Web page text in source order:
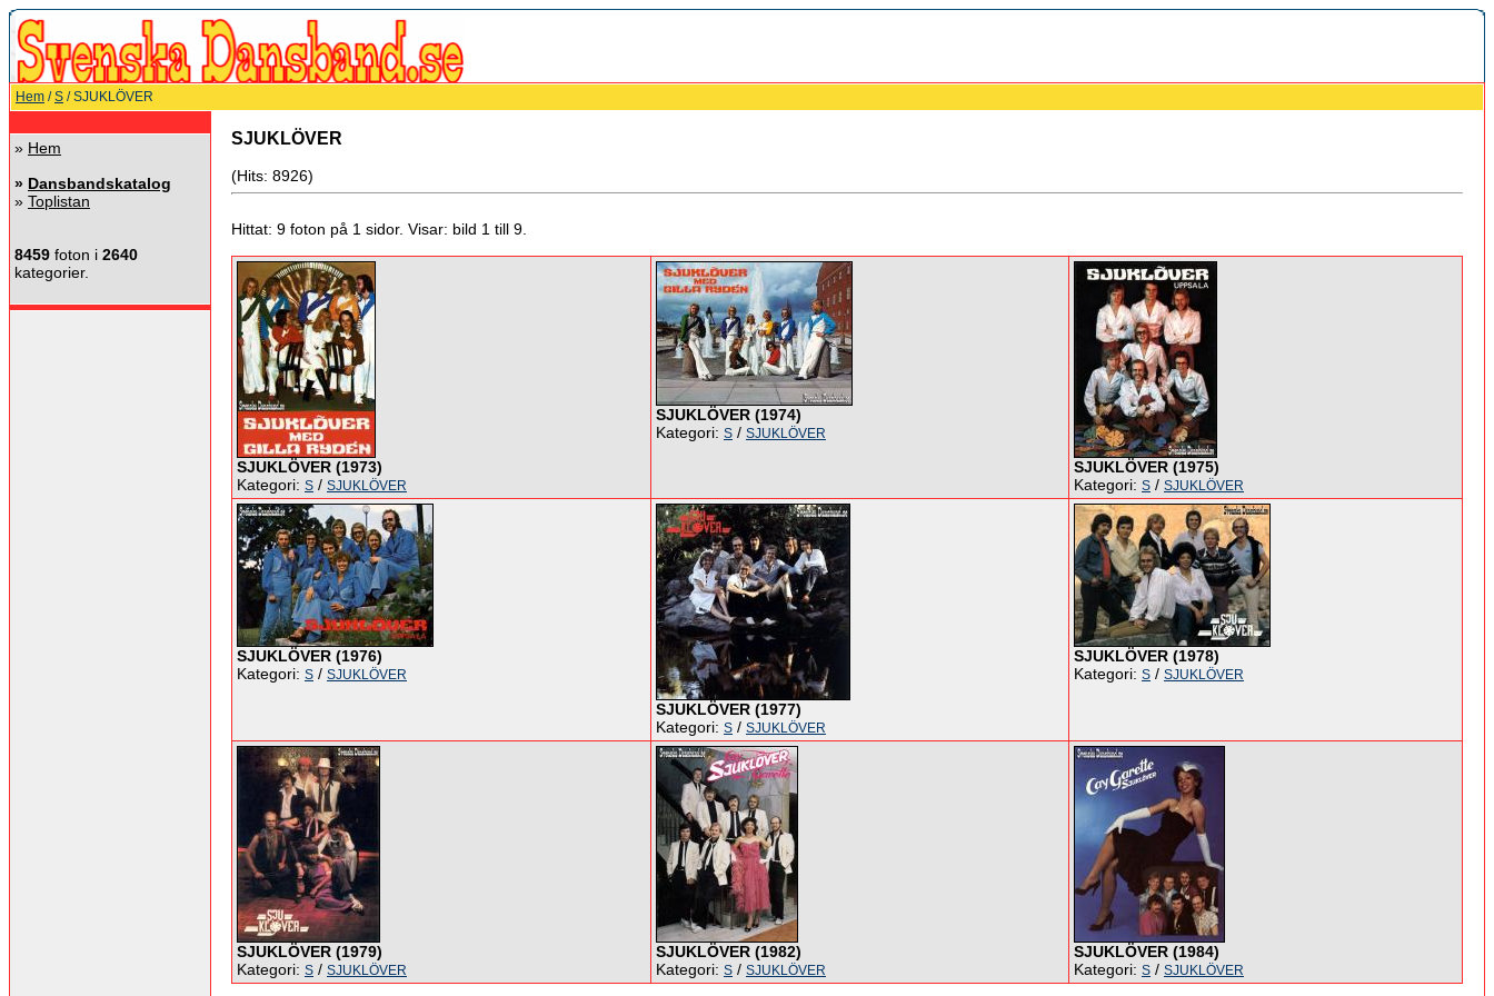
Hem /S / SJUKLÖVER
» Hem
» Dansbandskatalog
» Toplistan
8459 foton i 2640
kategorier.
SJUKLÖVER
(Hits: 8926)
Hittat: 9 foton på 1 sidor. Visar: bild 1 till 9.
SJUKLÖVER (1973)
Kategori: S / SJUKLÖVER
SJUKLÖVER (1974)
Kategori: S / SJUKLÖVER
SJUKLÖVER (1975)
Kategori: S / SJUKLÖVER
SJUKLÖVER (1976)
Kategori: S / SJUKLÖVER
SJUKLÖVER (1977)
Kategori: S / SJUKLÖVER
SJUKLÖVER (1978)
Kategori: S / SJUKLÖVER
SJUKLÖVER (1979)
Kategori: S / SJUKLÖVER
SJUKLÖVER (1982)
Kategori: S / SJUKLÖVER
SJUKLÖVER (1984)
Kategori: S / SJUKLÖVER